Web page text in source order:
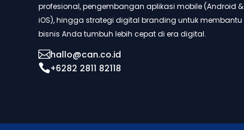
profesional, pengembangan aplikasi mobile (Android &
iOS), hingga strategi digital branding untuk membantu
bisnis Anda tumbuh lebih cepat di era digital.
hallo@can.co.id
+6282 2811 82118